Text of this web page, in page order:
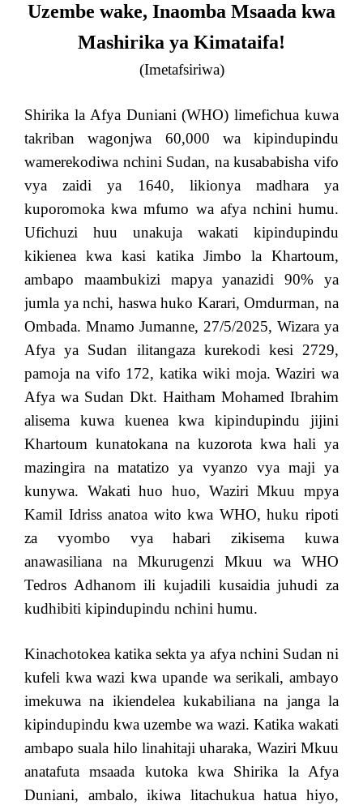
Uzembe wake, Inaomba Msaada kwa
Mashirika ya Kimataifa!
(Imetafsiriwa)
Shirika la Afya Duniani (WHO) limefichua kuwa
takriban wagonjwa 60,000 wa kipindupindu
wamerekodiwa nchini Sudan, na kusababisha vifo
vya zaidi ya 1640, likionya madhara ya
kuporomoka kwa mfumo wa afya nchini humu.
Ufichuzi huu unakuja wakati kipindupindu
kikienea kwa kasi katika Jimbo la Khartoum,
ambapo maambukizi mapya yanazidi 90% ya
jumla ya nchi, haswa huko Karari, Omdurman, na
Ombada. Mnamo Jumanne, 27/5/2025, Wizara ya
Afya ya Sudan ilitangaza kurekodi kesi 2729,
pamoja na vifo 172, katika wiki moja. Waziri wa
Afya wa Sudan Dkt. Haitham Mohamed Ibrahim
alisema kuwa kuenea kwa kipindupindu jijini
Khartoum kunatokana na kuzorota kwa hali ya
mazingira na matatizo ya vyanzo vya maji ya
kunywa. Wakati huo huo, Waziri Mkuu mpya
Kamil Idriss anatoa wito kwa WHO, huku ripoti
za vyombo vya habari zikisema kuwa
anawasiliana na Mkurugenzi Mkuu wa WHO
Tedros Adhanom ili kujadili kusaidia juhudi za
kudhibiti kipindupindu nchini humu.
Kinachotokea katika sekta ya afya nchini Sudan ni
kufeli kwa wazi kwa upande wa serikali, ambayo
imekuwa na ikiendelea kukabiliana na janga la
kipindupindu kwa uzembe wa wazi. Katika wakati
ambapo suala hilo linahitaji uharaka, Waziri Mkuu
anatafuta msaada kutoka kwa Shirika la Afya
Duniani, ambalo, ikiwa litachukua hatua hiyo,